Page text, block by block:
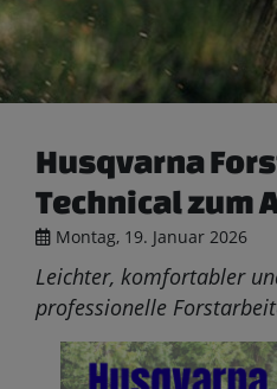
Husqvarna
Technical zum
Montag, 19. Januar 2026
Leichter, komfortabler
professionelle